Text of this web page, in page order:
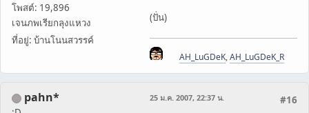
โพสต์: 19,896
เจนภพเรียกลุงแหวง
ที่อยู่: บ้านโนนสวรรค์
(ปั่น)
AH_LuGDeK,AH_LuGDeK_R
pahn* #16
25 ม.ค. 2007, 22:37 น.